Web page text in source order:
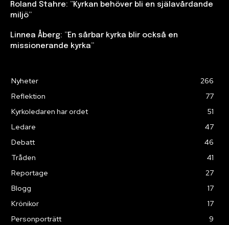
Roland Stahre: ”Kyrkan behöver bli en själavårdande
miljö”
Linnea Åberg: ”En sårbar kyrka blir också en
missionerande kyrka”
Nyheter
266
Reflektion
77
Kyrkoledaren har ordet
51
Ledare
47
Debatt
46
Tråden
41
Reportage
27
Blogg
17
Krönikor
17
Personporträtt
9